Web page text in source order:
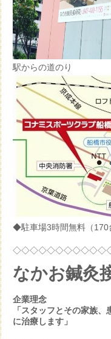
駅からの道のり
◆駐車場3時間無料（170
なかお鍼灸
企業理念
「スタッフとその家族
に治療します」